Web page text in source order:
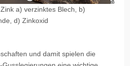
Blech, b)
d) Zinkoxid
und damit spielen die